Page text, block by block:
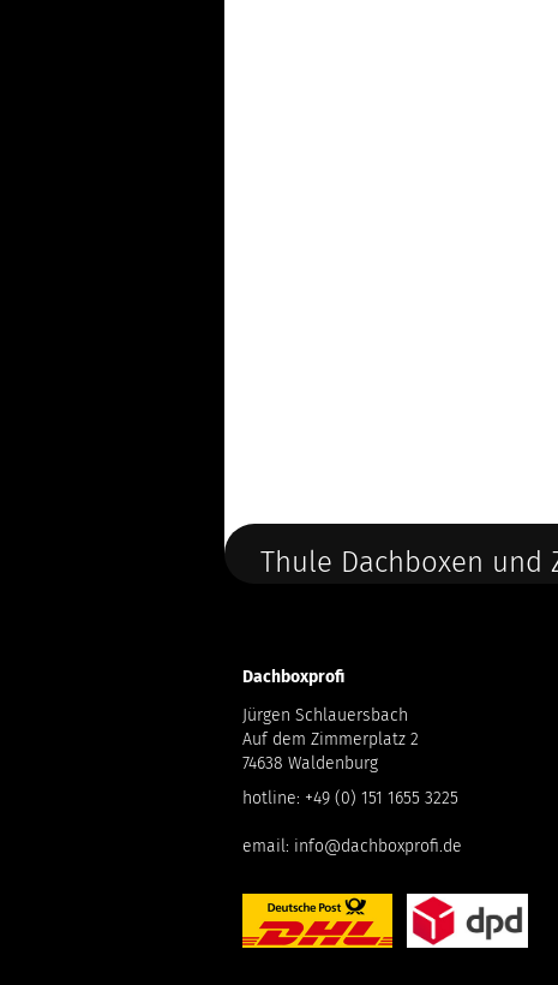
Thule Dachboxen und
Dachboxprofi
Jürgen Schlauersbach
Auf dem Zimmerplatz 2
74638 Waldenburg
hotline: +49 (0) 151 1655 3225
email: info@dachboxprofi.de